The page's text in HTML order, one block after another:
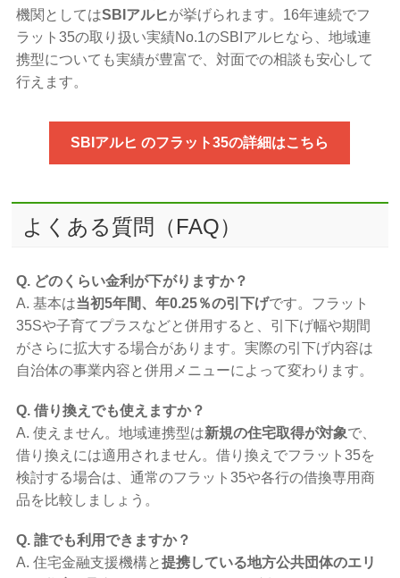
機関としてはSBIアルヒが挙げられます。16年連続でフ
ラット35の取り扱い実績No.1のSBIアルヒなら、地域連
携型についても実績が豊富で、対面での相談も安心して
行えます。
SBIアルヒ のフラット35の詳細はこちら
よくある質問（FAQ）
Q. どのくらい金利が下がりますか？
A. 基本は当初5年間、年0.25％の引下げです。フラット
35Sや子育てプラスなどと併用すると、引下げ幅や期間
がさらに拡大する場合があります。実際の引下げ内容は
自治体の事業内容と併用メニューによって変わります。
Q. 借り換えでも使えますか？
A. 使えません。地域連携型は新規の住宅取得が対象で、
借り換えには適用されません。借り換えでフラット35を
検討する場合は、通常のフラット35や各行の借換専用商
品を比較しましょう。
Q. 誰でも利用できますか？
A. 住宅金融支援機構と提携している地方公共団体のエリ